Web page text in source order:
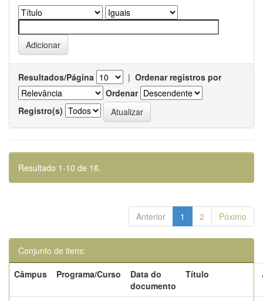
Resultados/Página | Ordenar registros por
Ordenar
Registro(s)
Resultado 1-10 de 16.
Anterior 1 2 Póximo
Conjunto de itens:
Câmpus
Programa/Curso
Data do
documento
Título